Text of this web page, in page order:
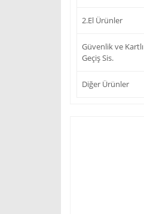
2.El Ürünler
Güvenlik ve Kartlı
Geçiş Sis.
Diğer Ürünler